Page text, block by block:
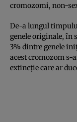
cromozomi, non-
De-a lungul
genele originale, în
3% dintre genele
acest cromozom s-
extincţie care ar